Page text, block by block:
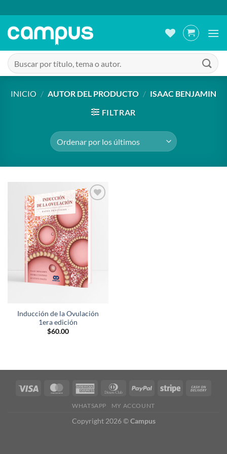
al
contenido
Buscar
por:
INICIO / AUTOR DEL PRODUCTO / ISAAC BENJAMIN
FILTRAR
Añadir
lista de
deseos
Inducción de la Ovulación
1era edición
$60.00
WHATSAPP MY ACCOUNT
Copyright 2026 ©Campus